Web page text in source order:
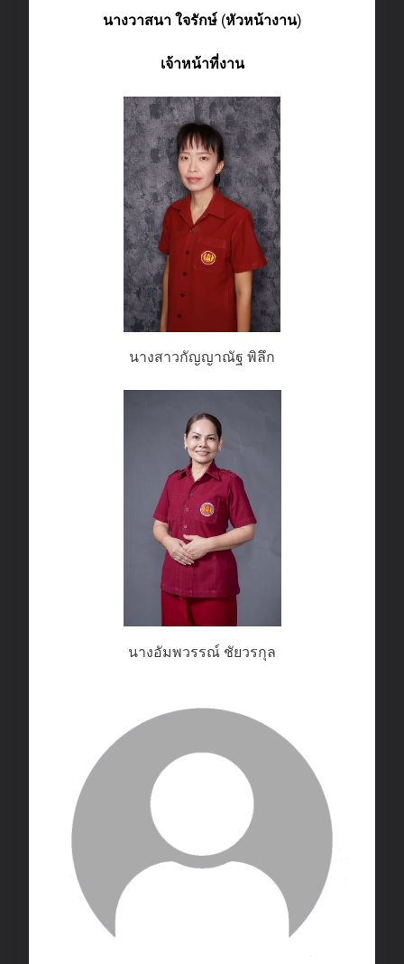
นางวาสนา ใจรักษ์ (หัวหน้างาน)
เจ้าหน้าที่งาน
นางสาวกัญญาณัฐ พิลึก
นางอัมพวรรณ์ ชัยวรกุล